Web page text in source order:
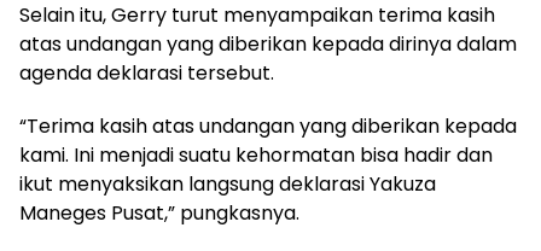
Selain itu, Gerry turut menyampaikan terima kasih
atas undangan yang diberikan kepada dirinya dalam
agenda deklarasi tersebut.
“Terima kasih atas undangan yang diberikan kepada
kami. Ini menjadi suatu kehormatan bisa hadir dan
ikut menyaksikan langsung deklarasi Yakuza
Maneges Pusat,” pungkasnya.